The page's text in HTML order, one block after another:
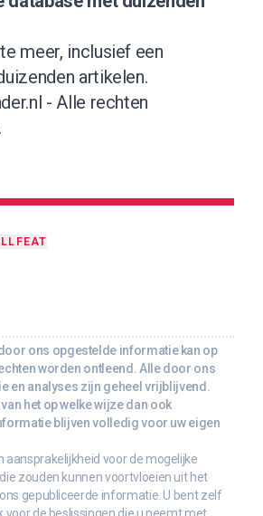
meer, inclusief een
artikelen.
- Alle rechten
FEAT
ons opgestelde informatie kan op
worden ontleend. Alle door ons
en analyses zijn geheel vrijblijvend.
het op welke wijze dan ook
blijven volledig voor uw eigen
aansprakelijkheid voor de mogelijke
zouden kunnen voortvloeien uit het
gepubliceerde informatie. U bent zelf